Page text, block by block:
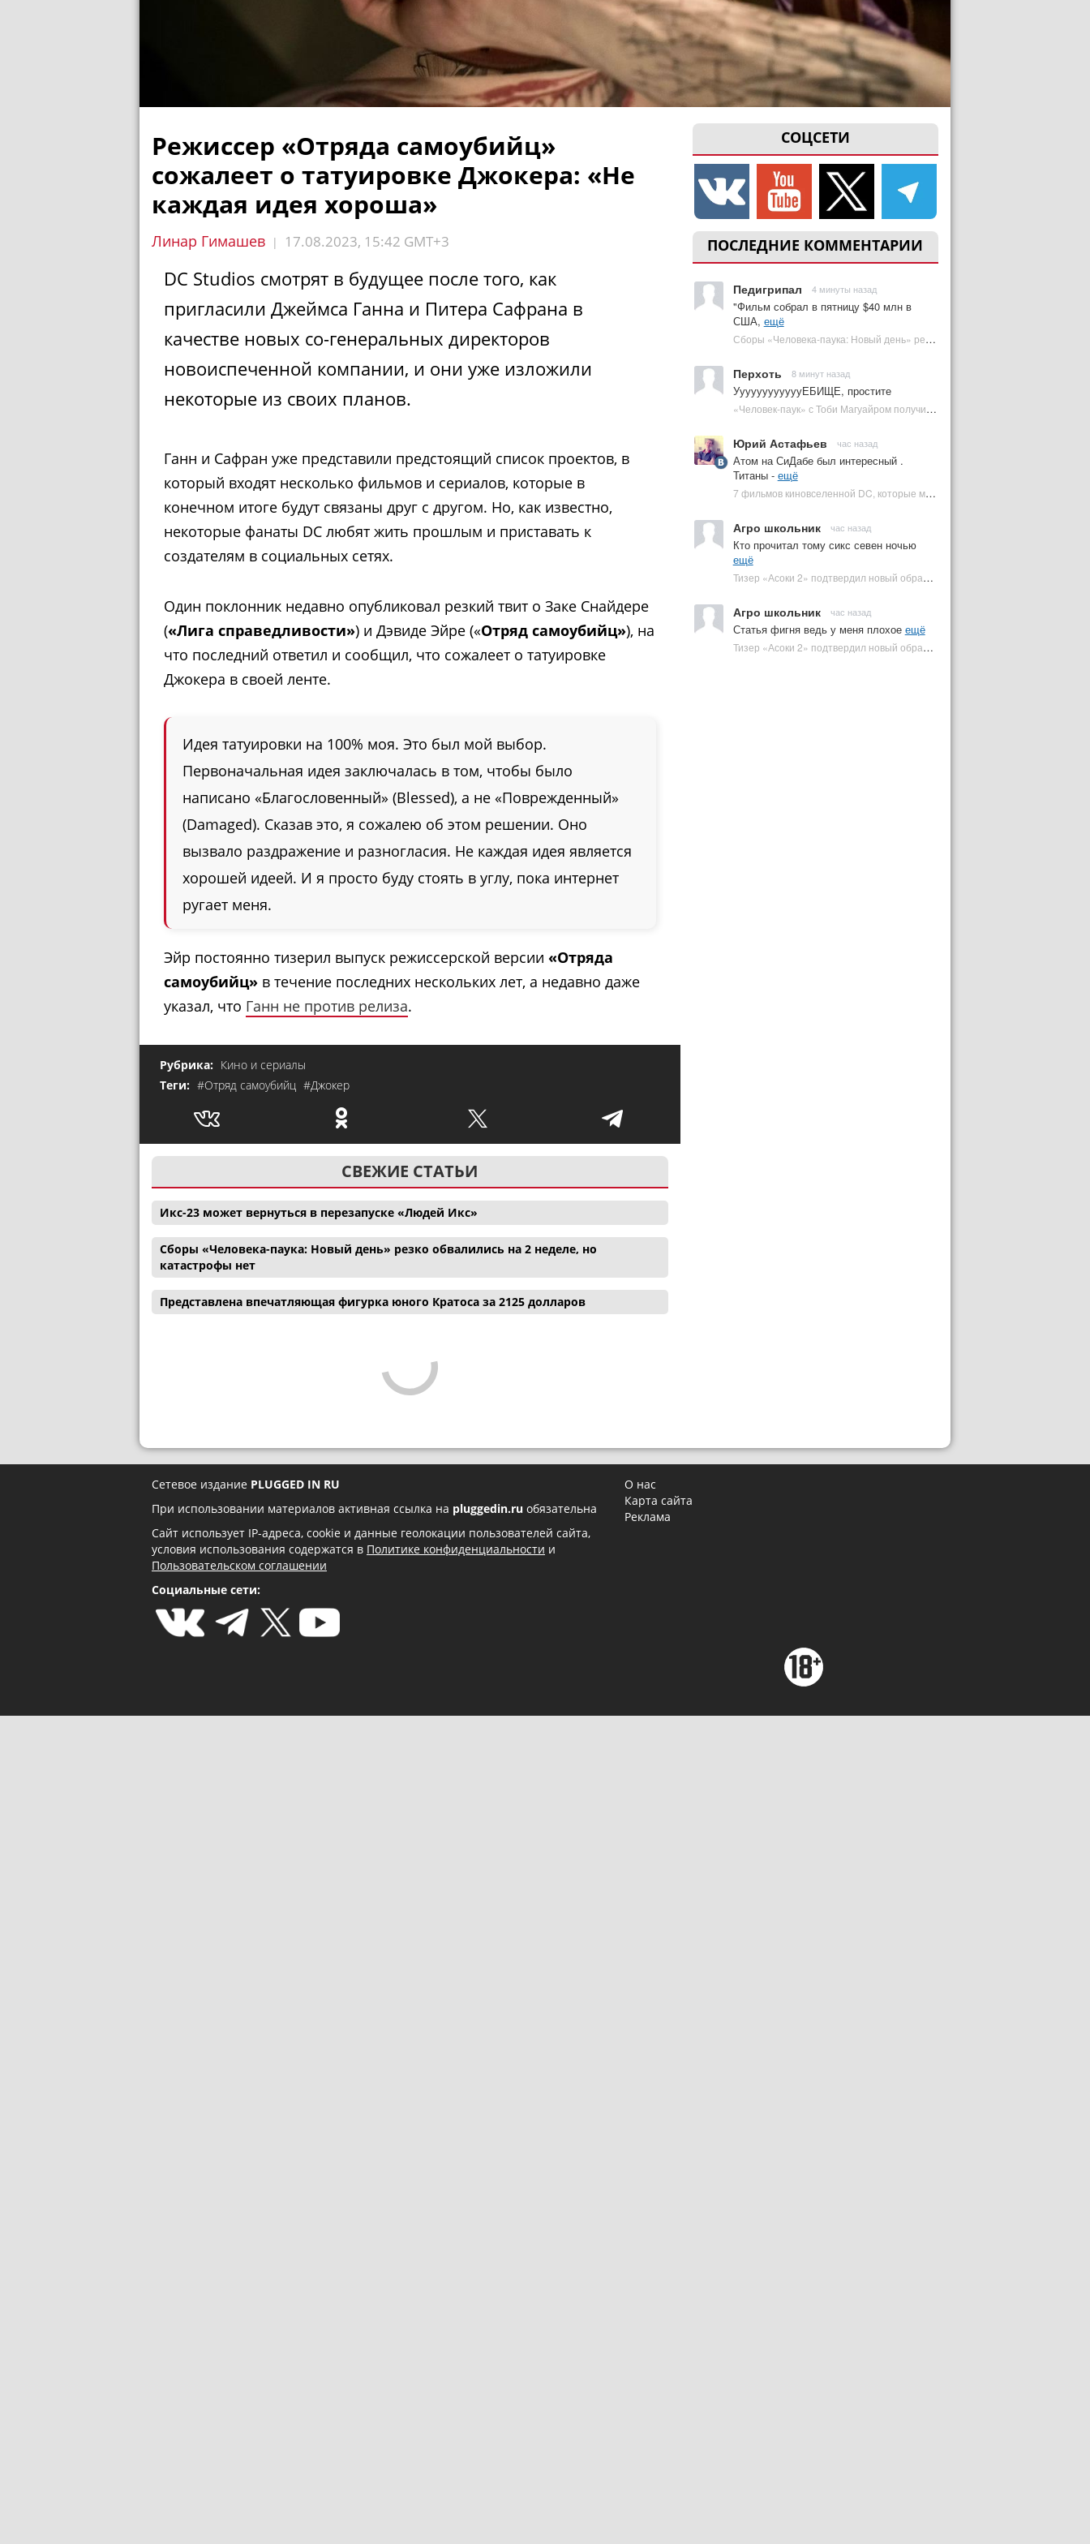
СОЦСЕТИ
ПОСЛЕДНИЕ КОММЕНТАРИИ
Педигрипал 4 минуты назад
"Фильм собрал в пятницу $40 млн в
США, ещё
Сборы «Человека-паука: Новый день» резко обвалились на 2 неделе, но катастрофы нет | Plugged In Ru
Перхоть 8 минут назад
УуууууууууууЕБИЩЕ, простите
«Человек-паук» с Тоби Магуайром получил новый постер | Plugged In Ru
Юрий Астафьев час назад
Атом на СиДабе был интересный .
Титаны - ещё
7 фильмов киновселенной DC, которые может снять Зак Снайдер | Plugged In Ru
Агро школьник час назад
Кто прочитал тому сикс севен ночью
ещё
Тизер «Асоки 2» подтвердил новый образ Энакина Скайуокера | Plugged In Ru
Агро школьник час назад
Статья фигня ведь у меня плохое ещё
Тизер «Асоки 2» подтвердил новый образ Энакина Скайуокера | Plugged In Ru
Режиссер «Отряда самоубийц»
сожалеет о татуировке Джокера: «Не
каждая идея хороша»
Линар Гимашев | 17.08.2023, 15:42 GMT+3
DC Studios смотрят в будущее после того, как
пригласили Джеймса Ганна и Питера Сафрана в
качестве новых со-генеральных директоров
новоиспеченной компании, и они уже изложили
некоторые из своих планов.
Ганн и Сафран уже представили предстоящий список проектов, в
который входят несколько фильмов и сериалов, которые в
конечном итоге будут связаны друг с другом. Но, как известно,
некоторые фанаты DC любят жить прошлым и приставать к
создателям в социальных сетях.
Один поклонник недавно опубликовал резкий твит о Заке Снайдере
(«Лига справедливости») и Дэвиде Эйре («Отряд самоубийц»), на
что последний ответил и сообщил, что сожалеет о татуировке
Джокера в своей ленте.
Идея татуировки на 100% моя. Это был мой выбор.
Первоначальная идея заключалась в том, чтобы было
написано «Благословенный» (Blessed), а не «Поврежденный»
(Damaged). Сказав это, я сожалею об этом решении. Оно
вызвало раздражение и разногласия. Не каждая идея является
хорошей идеей. И я просто буду стоять в углу, пока интернет
ругает меня.
Эйр постоянно тизерил выпуск режиссерской версии «Отряда
самоубийц» в течение последних нескольких лет, а недавно даже
указал, что Ганн не против релиза.
Рубрика: Кино и сериалы
Теги: #Отряд самоубийц #Джокер
СВЕЖИЕ СТАТЬИ
Икс-23 может вернуться в перезапуске «Людей Икс»
Сборы «Человека-паука: Новый день» резко обвалились на 2 неделе, но
катастрофы нет
Представлена впечатляющая фигурка юного Кратоса за 2125 долларов
Сетевое издание PLUGGED IN RU
При использовании материалов активная ссылка на pluggedin.ru обязательна
Сайт использует IP-адреса, cookie и данные геолокации пользователей сайта,
условия использования содержатся в Политике конфиденциальности и
Пользовательском соглашении
Социальные сети:
О нас
Карта сайта
Реклама